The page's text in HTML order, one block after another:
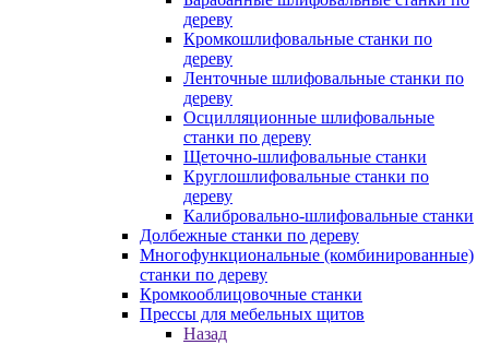
дереву
Кромкошлифовальные станки по
дереву
Ленточные шлифовальные станки по
дереву
Осцилляционные шлифовальные
станки по дереву
Щеточно-шлифовальные станки
Круглошлифовальные станки по
дереву
Калибровально-шлифовальные станки
Долбежные станки по дереву
Многофункциональные (комбинированные)
станки по дереву
Кромкооблицовочные станки
Прессы для мебельных щитов
Назад